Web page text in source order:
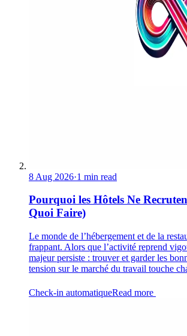
8 Aug 2026·1 min read
Pourquoi les Hôtels Ne
Quoi Faire)
Le monde de l’hébergement et de la
frappant. Alors que l’activité reprend
majeur persiste : trouver et garder les
tension sur le marché du travail touche
Check-in automatiqueRead more